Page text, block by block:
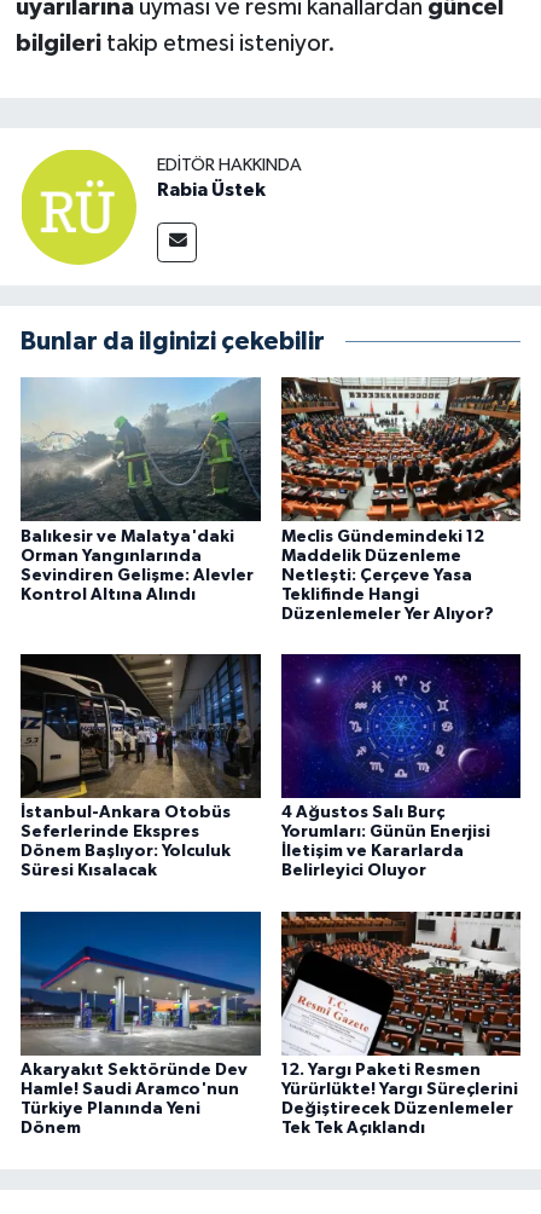
uyarılarınauyması ve resmi kanallardan güncel
bilgileritakip etmesi isteniyor.
EDITÖR HAKKINDA
Rabia Üstek
Bunlar da ilginizi çekebilir
Balıkesir ve Malatya'daki
Orman Yangınlarında
Sevindiren Gelişme: Alevler
Kontrol Altına Alındı
Meclis Gündemindeki 12
Maddelik Düzenleme
Netleşti: Çerçeve Yasa
Teklifinde Hangi
Düzenlemeler Yer Alıyor?
İstanbul-Ankara Otobüs
Seferlerinde Ekspres
Dönem Başlıyor: Yolculuk
Süresi Kısalacak
4 Ağustos Salı Burç
Yorumları: Günün Enerjisi
İletişim ve Kararlarda
Belirleyici Oluyor
Akaryakıt Sektöründe Dev
Hamle! Saudi Aramco'nun
Türkiye Planında Yeni
Dönem
12. Yargı Paketi Resmen
Yürürlükte! Yargı Süreçlerini
Değiştirecek Düzenlemeler
Tek Tek Açıklandı